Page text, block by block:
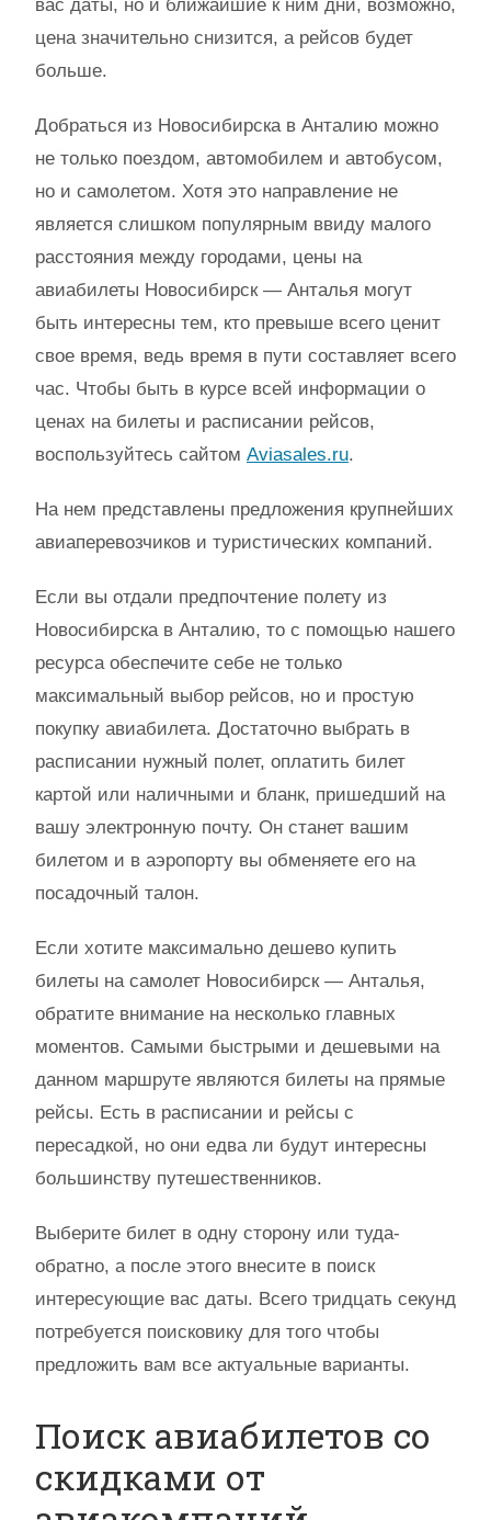
вас даты, но и ближайшие к ним дни, возможно,
цена значительно снизится, а рейсов будет
больше.
Добраться из Новосибирска в Анталию можно
не только поездом, автомобилем и автобусом,
но и самолетом. Хотя это направление не
является слишком популярным ввиду малого
расстояния между городами, цены на
авиабилеты Новосибирск — Анталья могут
быть интересны тем, кто превыше всего ценит
свое время, ведь время в пути составляет всего
час. Чтобы быть в курсе всей информации о
ценах на билеты и расписании рейсов,
воспользуйтесь сайтом Aviasales.ru.
На нем представлены предложения крупнейших
авиаперевозчиков и туристических компаний.
Если вы отдали предпочтение полету из
Новосибирска в Анталию, то с помощью нашего
ресурса обеспечите себе не только
максимальный выбор рейсов, но и простую
покупку авиабилета. Достаточно выбрать в
расписании нужный полет, оплатить билет
картой или наличными и бланк, пришедший на
вашу электронную почту. Он станет вашим
билетом и в аэропорту вы обменяете его на
посадочный талон.
Если хотите максимально дешево купить
билеты на самолет Новосибирск — Анталья,
обратите внимание на несколько главных
моментов. Самыми быстрыми и дешевыми на
данном маршруте являются билеты на прямые
рейсы. Есть в расписании и рейсы с
пересадкой, но они едва ли будут интересны
большинству путешественников.
Выберите билет в одну сторону или туда-
обратно, а после этого внесите в поиск
интересующие вас даты. Всего тридцать секунд
потребуется поисковику для того чтобы
предложить вам все актуальные варианты.
Поиск авиабилетов со
скидками от